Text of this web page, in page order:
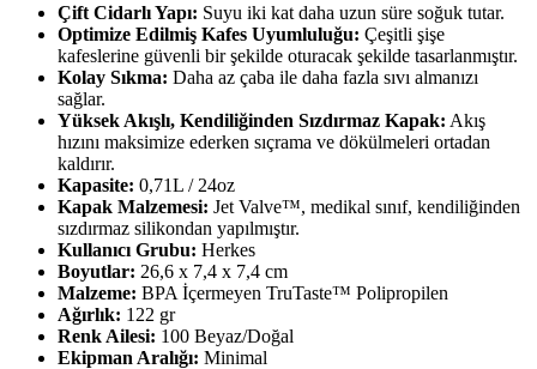
Çift Cidarlı Yapı: Suyu iki kat daha uzun süre soğuk tutar.
Optimize Edilmiş Kafes Uyumluluğu: Çeşitli şişe
kafeslerine güvenli bir şekilde oturacak şekilde tasarlanmıştır.
Kolay Sıkma: Daha az çaba ile daha fazla sıvı almanızı
sağlar.
Yüksek Akışlı, Kendiliğinden Sızdırmaz Kapak: Akış
hızını maksimize ederken sıçrama ve dökülmeleri ortadan
kaldırır.
Kapasite: 0,71L / 24oz
Kapak Malzemesi: Jet Valve™, medikal sınıf, kendiliğinden
sızdırmaz silikondan yapılmıştır.
Kullanıcı Grubu: Herkes
Boyutlar: 26,6 x 7,4 x 7,4 cm
Malzeme: BPA İçermeyen TruTaste™ Polipropilen
Ağırlık: 122 gr
Renk Ailesi: 100 Beyaz/Doğal
Ekipman Aralığı: Minimal